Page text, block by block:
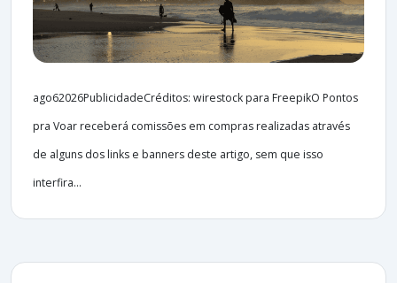
ago62026PublicidadeCréditos: wirestock para FreepikO Pontos
pra Voar receberá comissões em compras realizadas através
de alguns dos links e banners deste artigo, sem que isso
interfira...